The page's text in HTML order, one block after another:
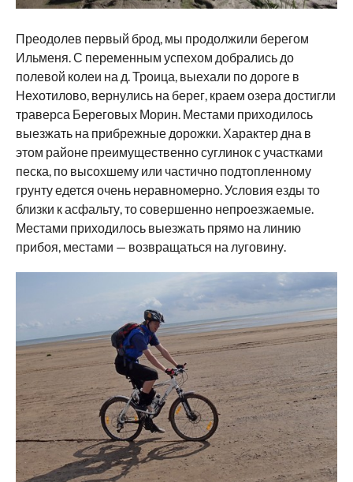
Преодолев первый брод, мы продолжили берегом
Ильменя. С переменным успехом добрались до
полевой колеи на д. Троица, выехали по дороге в
Нехотилово, вернулись на берег, краем озера достигли
траверса Береговых Морин. Местами приходилось
выезжать на прибрежные дорожки. Характер дна в
этом районе преимущественно суглинок с участками
песка, по высохшему или частично подтопленному
грунту едется очень неравномерно. Условия езды то
близки к асфальту, то совершенно непроезжаемые.
Местами приходилось выезжать прямо на линию
прибоя, местами — возвращаться на луговину.